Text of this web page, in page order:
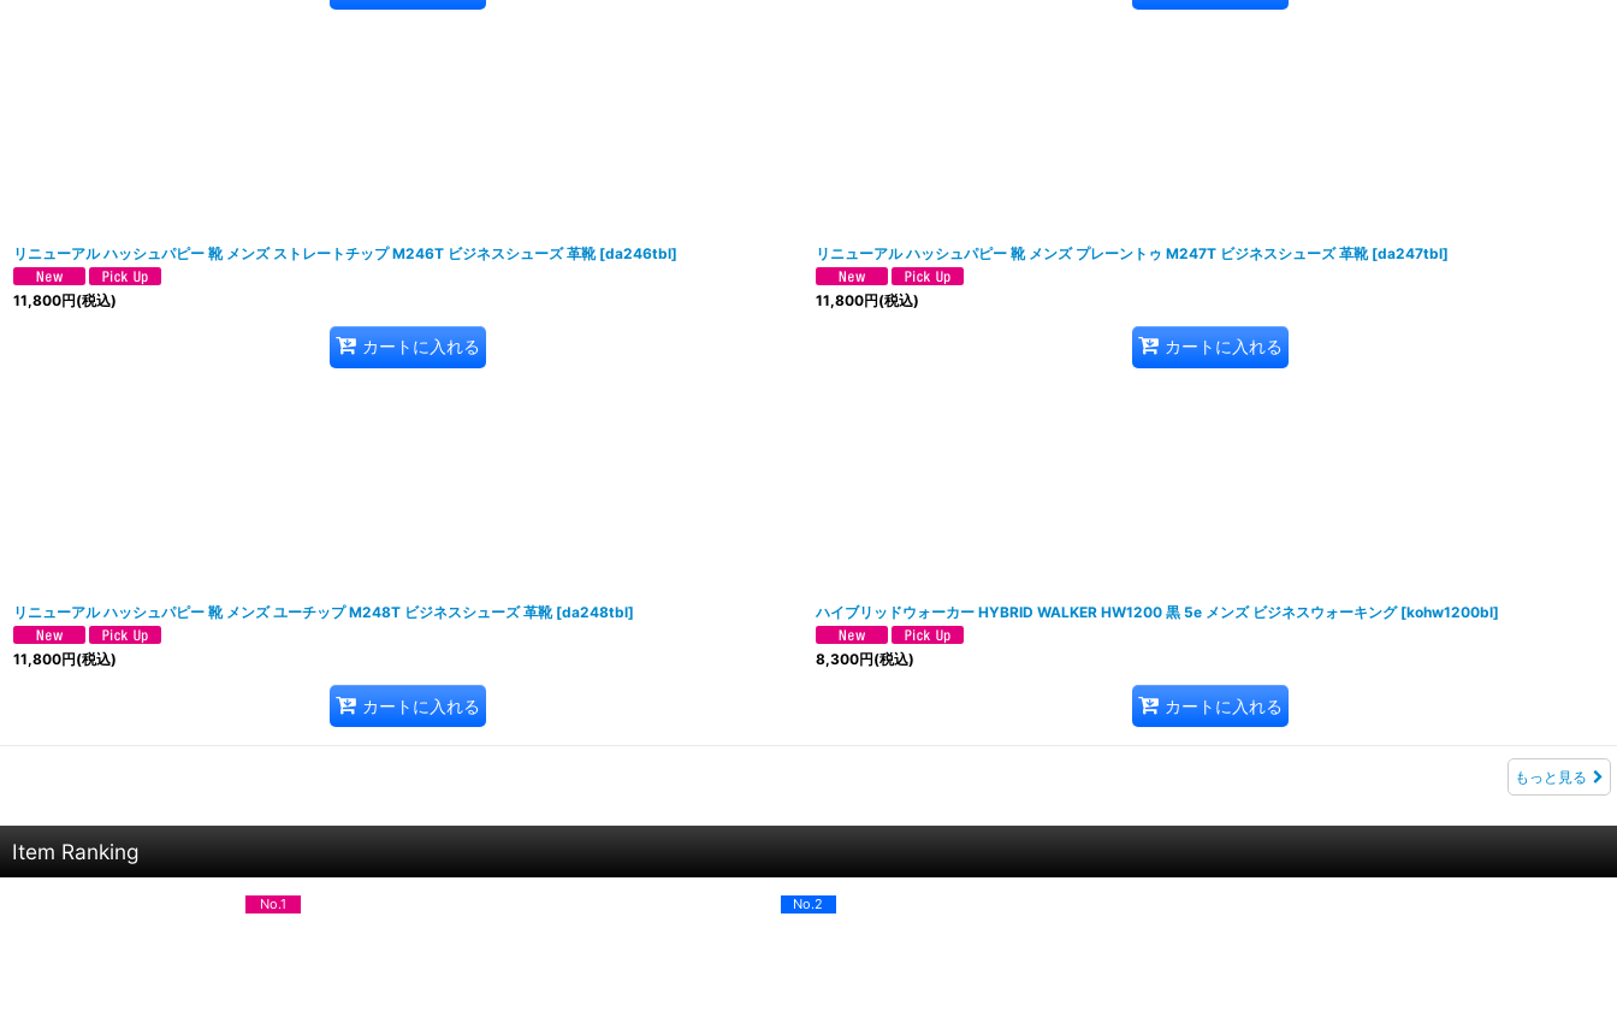
リニューアル ハッシュパピー 靴 メンズ ストレートチップ M246T ビジネスシューズ 革靴 [da246tbl]
11,800円(税込)
カートに入れる
リニューアル ハッシュパピー 靴 メンズ プレーントゥ M247T ビジネスシューズ 革靴 [da247tbl]
11,800円(税込)
カートに入れる
リニューアル ハッシュパピー 靴 メンズ ユーチップ M248T ビジネスシューズ 革靴 [da248tbl]
11,800円(税込)
カートに入れる
ハイブリッドウォーカー HYBRID WALKER HW1200 黒 5e メンズ ビジネスウォーキング [kohw1200bl]
8,300円(税込)
カートに入れる
もっと見る
Item Ranking
No.1 No.2